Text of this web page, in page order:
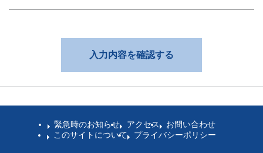
緊急時のお知らせ アクセス
お問い合わせ
このサイトについて
プライバシーポリシー